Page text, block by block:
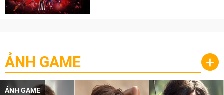
ẢNH GAME +
ẢNH GAME